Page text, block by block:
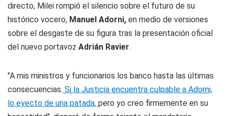
directo, Milei rompió el silencio sobre el futuro de su
histórico vocero, Manuel Adorni, en medio de versiones
sobre el desgaste de su figura tras la presentación oficial
del nuevo portavoz Adrián Ravier.
"A mis ministros y funcionarios los banco hasta las últimas
consecuencias. Si la Justicia encuentra culpable a Adorni,
lo eyecto de una patada, pero yo creo firmemente en su